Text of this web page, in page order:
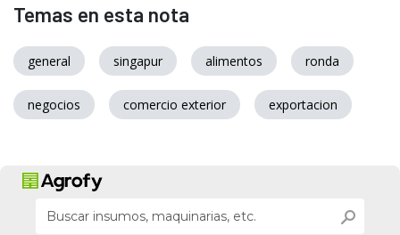
Temas en esta nota
general singapur alimentos ronda
negocios comercio exterior exportacion